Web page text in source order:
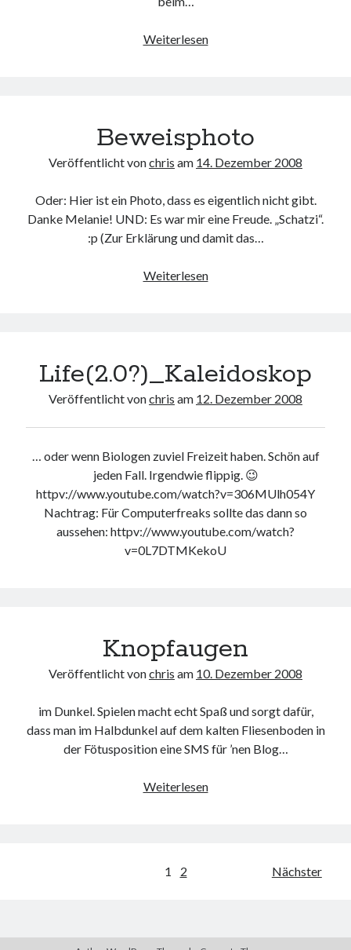
WeiterlesenPhotoshop
Beweisphoto
Veröffentlicht vonchris am 14. Dezember 2008
Oder: Hier ist ein Photo, dass es eigentlich nicht gibt.
Danke Melanie! UND: Es war mir eine Freude. „Schatzi“.
:p (Zur Erklärung und damit das…
WeiterlesenBeweisphoto
Life(2.0?)_Kaleidoskop
Veröffentlicht vonchris am 12. Dezember 2008
… oder wenn Biologen zuviel Freizeit haben. Schön auf
jeden Fall. Irgendwie flippig. 😉
httpv://www.youtube.com/watch?v=306MUlh054Y
Nachtrag: Für Computerfreaks sollte das dann so
aussehen: httpv://www.youtube.com/watch?
v=0L7DTMKekoU
Knopfaugen
Veröffentlicht vonchris am 10. Dezember 2008
im Dunkel. Spielen macht echt Spaß und sorgt dafür,
dass man im Halbdunkel auf dem kalten Fliesenboden in
der Fötusposition eine SMS für ’nen Blog…
WeiterlesenKnopfaugen
Seitennummerierung
Beiträge
1 2 Nächster